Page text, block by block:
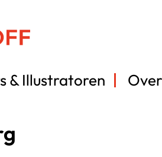
& Illustratoren